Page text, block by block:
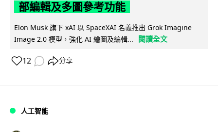
部編輯及多圖參考功能
Elon Musk 旗下 xAI 以 SpaceXAI 名義推出 Grok Imagine
Image 2.0 模型，強化 AI 繪圖及編輯...
閱讀全文
12 分享
人工智能